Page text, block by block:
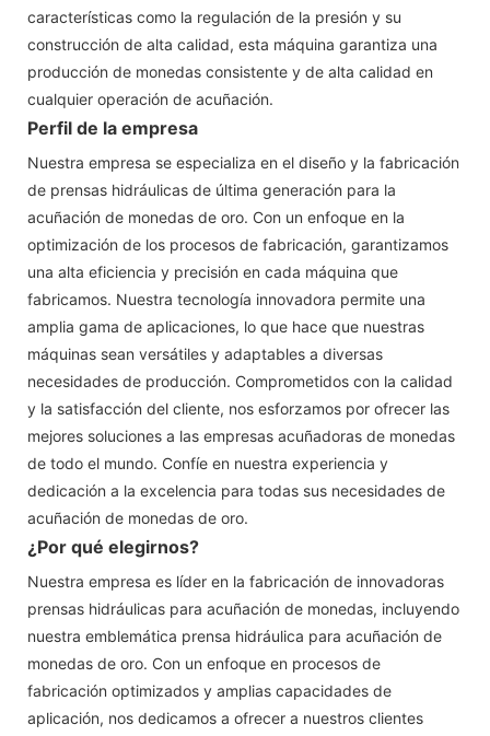
características como la regulación de la presión y su
construcción de alta calidad, esta máquina garantiza una
producción de monedas consistente y de alta calidad en
cualquier operación de acuñación.
Perfil de la empresa
Nuestra empresa se especializa en el diseño y la fabricación
de prensas hidráulicas de última generación para la
acuñación de monedas de oro. Con un enfoque en la
optimización de los procesos de fabricación, garantizamos
una alta eficiencia y precisión en cada máquina que
fabricamos. Nuestra tecnología innovadora permite una
amplia gama de aplicaciones, lo que hace que nuestras
máquinas sean versátiles y adaptables a diversas
necesidades de producción. Comprometidos con la calidad
y la satisfacción del cliente, nos esforzamos por ofrecer las
mejores soluciones a las empresas acuñadoras de monedas
de todo el mundo. Confíe en nuestra experiencia y
dedicación a la excelencia para todas sus necesidades de
acuñación de monedas de oro.
¿Por qué elegirnos?
Nuestra empresa es líder en la fabricación de innovadoras
prensas hidráulicas para acuñación de monedas, incluyendo
nuestra emblemática prensa hidráulica para acuñación de
monedas de oro. Con un enfoque en procesos de
fabricación optimizados y amplias capacidades de
aplicación, nos dedicamos a ofrecer a nuestros clientes